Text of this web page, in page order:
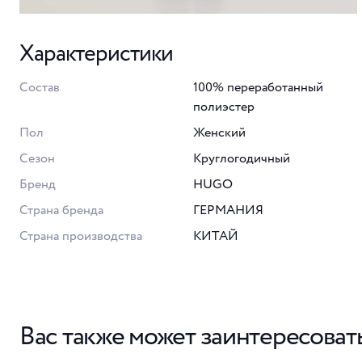
Характеристики
Состав
100% переработанный
полиэстер
Пол
Женский
Сезон
Круглогодичный
Бренд
HUGO
Страна бренда
ГЕРМАНИЯ
Страна производства
КИТАЙ
Вас также может